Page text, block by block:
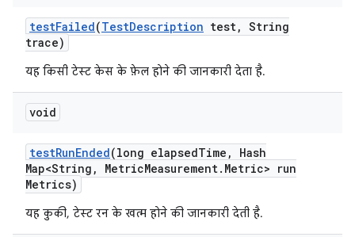
testFailed(TestDescription test, String
trace)
यह किसी टेस्ट केस के फ़ेल होने की जानकारी देता है.
void
testRunEnded(long elapsedTime ,
Hash
Map<String , MetricMeasurement. Metric> run
Metrics)
यह कुकी, टेस्ट रन के खत्म होने की जानकारी देती है.